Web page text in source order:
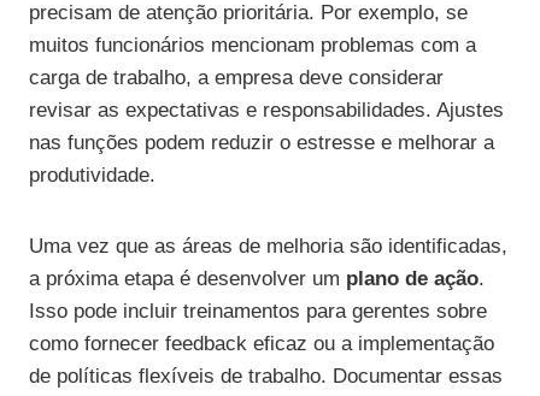
precisam de atenção prioritária. Por exemplo, se
muitos funcionários mencionam problemas com a
carga de trabalho, a empresa deve considerar
revisar as expectativas e responsabilidades. Ajustes
nas funções podem reduzir o estresse e melhorar a
produtividade.
Uma vez que as áreas de melhoria são identificadas,
a próxima etapa é desenvolver um plano de ação.
Isso pode incluir treinamentos para gerentes sobre
como fornecer feedback eficaz ou a implementação
de políticas flexíveis de trabalho. Documentar essas